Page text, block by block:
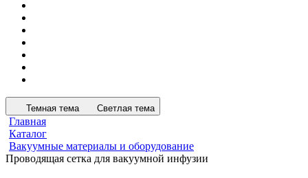
Темная тема Светлая тема
Главная
Каталог
Вакуумные материалы и оборудование
Проводящая сетка для вакуумной инфузии